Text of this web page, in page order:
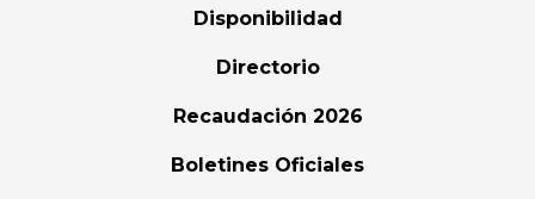
Disponibilidad
Directorio
Recaudación 2026
Boletines Oficiales